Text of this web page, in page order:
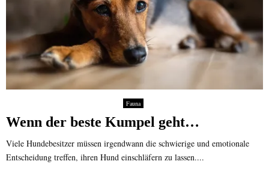
Fauna
Wenn der beste Kumpel geht…
Viele Hundebesitzer müssen irgendwann die schwierige und emotionale
Entscheidung treffen, ihren Hund einschläfern zu lassen....